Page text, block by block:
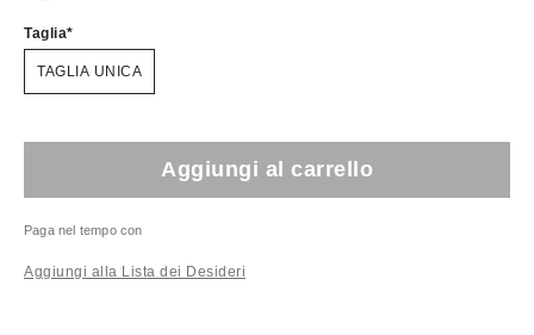
Taglia
TAGLIA UNICA
Aggiungi al carrello
Paga nel tempo con
Aggiungi alla Lista dei Desideri